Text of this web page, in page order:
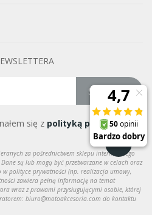
Subskrybuj
się z polityką prywatności
za pośrednictwem sklepu internetowego
są lub mogą być przetwarzane w celach oraz
w polityce prywatności (np. realizacja umowy,
zawiera pełną informację na temat
wraz z prawami przysługującymi osobie, której
biuro@motoakcesoria.com do kontaktu